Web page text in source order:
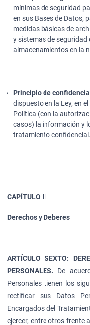
mínimas de seguridad
en sus Bases de Datos,
medidas básicas de
y sistemas de
almacenamientos en la
Principio de
dispuesto en la Ley, en
Política (con la
casos) la información y
tratamiento confidencial.
CAPÍTULO II
Derechos y Deberes
ARTÍCULO SEXTO:
PERSONALES. De
Personales tienen los
rectificar sus Datos
Encargados del
ejercer, entre otros frente